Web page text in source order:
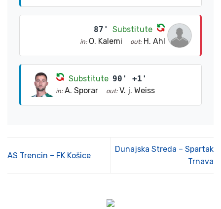
87' Substitute
in: O. Kalemi out: H. Ahl
Substitute 90' +1'
in: A. Sporar out: V. j. Weiss
AS Trencin – FK Košice
Dunajska Streda – Spartak
Trnava